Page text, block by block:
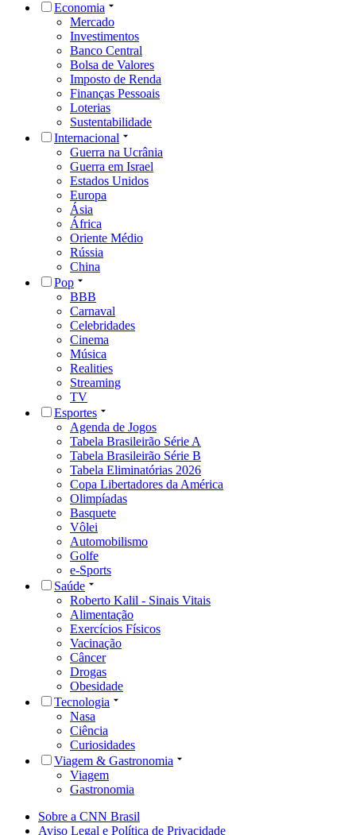
Economia
Mercado
Investimentos
Banco Central
Bolsa de Valores
Imposto de Renda
Finanças Pessoais
Loterias
Sustentabilidade
Internacional
Guerra na Ucrânia
Guerra em Israel
Estados Unidos
Europa
Ásia
África
Oriente Médio
Rússia
China
Pop
BBB
Carnaval
Celebridades
Cinema
Música
Realities
Streaming
TV
Esportes
Agenda de Jogos
Tabela Brasileirão Série A
Tabela Brasileirão Série B
Tabela Eliminatórias 2026
Copa Libertadores da América
Olimpíadas
Basquete
Vôlei
Automobilismo
Golfe
e-Sports
Saúde
Roberto Kalil - Sinais Vitais
Alimentação
Exercícios Físicos
Vacinação
Câncer
Drogas
Obesidade
Tecnologia
Nasa
Ciência
Curiosidades
Viagem & Gastronomia
Viagem
Gastronomia
Sobre a CNN Brasil
Aviso Legal e Política de Privacidade